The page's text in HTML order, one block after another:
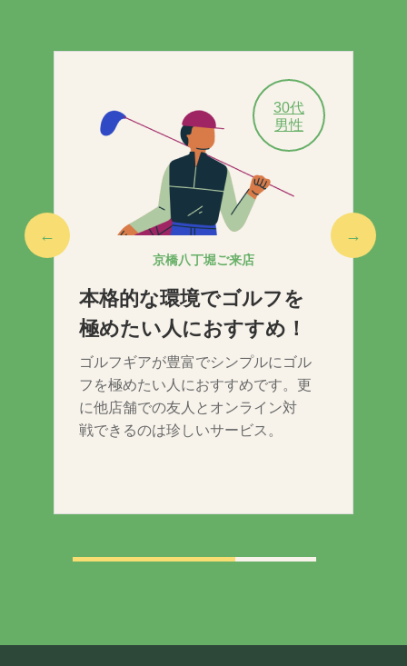
30代
男性
京橋八丁堀ご来店
本格的な環境でゴルフを
極めたい人におすすめ！
ゴルフギアが豊富でシンプルにゴル
フを極めたい人におすすめです。更
に他店舗での友人とオンライン対
戦できるのは珍しいサービス。
← →